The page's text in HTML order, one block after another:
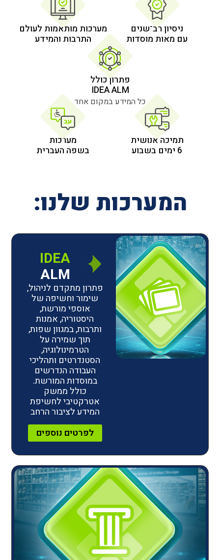
מוסדות
מערכות מותאמות לעולם
התרבות והמידע
כל המידע במקום אחד
מערכות
בשפה העברית
שלנו:
IDEA
ALM
פתרון מתקדם לניהול,
שימור וחשיפה של
אוספי מורשת,
היסטוריה, אמנות
ותרבות, במגוון שפות,
תוך שמירה על
הטרמינולוגיה,
הסטנדרטים ותהליכי
העבודה הנדרשים
במוסדות המורשת.
אטרקטיבי לחשיפת
המידע לציבור הרחב